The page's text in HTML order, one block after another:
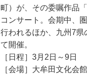
町）が、その委嘱作品
コンサート。会期中、
行われるほか、九州7
て開催。
［日程］3月2日～9日
［会場］大牟田文化会